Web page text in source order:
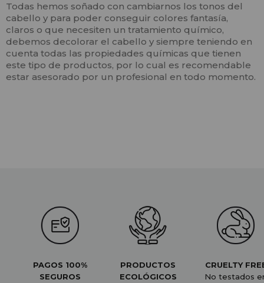
Todas hemos soñado con cambiarnos los tonos del
cabello y para poder conseguir colores fantasía,
claros o que necesiten un tratamiento químico,
debemos decolorar el cabello y siempre teniendo en
cuenta todas las propiedades químicas que tienen
este tipo de productos, por lo cual es recomendable
estar asesorado por un profesional en todo momento.
PAGOS 100%
SEGUROS
PRODUCTOS
ECOLÓGICOS
CRUELTY
No testados